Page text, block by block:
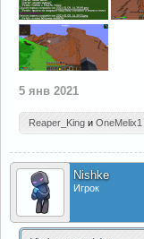
5 янв 2021
Reaper_King и OneMelix1
Nishke
Игрок